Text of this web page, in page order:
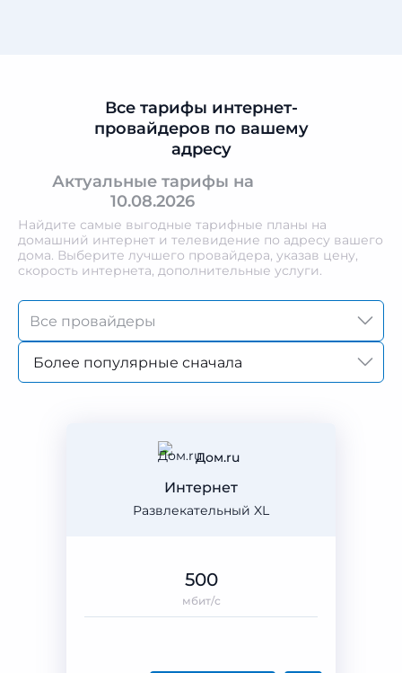
Все тарифы интернет-
провайдеров по вашему
адресу
Актуальные тарифы на
10.08.2026
Найдите самые выгодные тарифные планы на
домашний интернет и телевидение по адресу вашего
дома. Выберите лучшего провайдера, указав цену,
скорость интернета, дополнительные услуги.
Более популярные сначала
Дом.ru
Развлекательный XL
Интернет
500
мбит/с